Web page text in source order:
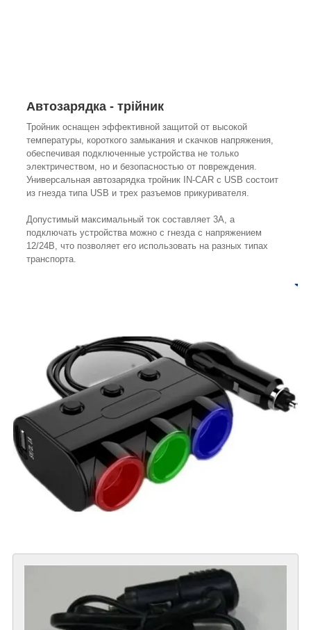
Автозарядка - трійник
Тройник оснащен эффективной защитой от высокой
температуры, короткого замыкания и скачков напряжения,
обеспечивая подключенные устройства не только
электричеством, но и безопасностью от повреждения.
Универсальная автозарядка тройник IN-CAR c USB состоит
из гнезда типа USB и трех разъемов прикуривателя.
Допустимый максимальный ток составляет 3А, а
подключать устройства можно с гнезда с напряжением
12/24В, что позволяет его использовать на разных типах
транспорта.